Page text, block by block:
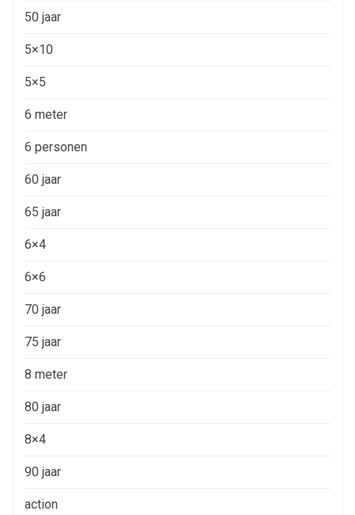
50 jaar
5×10
5×5
6 meter
6 personen
60 jaar
65 jaar
6×4
6×6
70 jaar
75 jaar
8 meter
80 jaar
8×4
90 jaar
action